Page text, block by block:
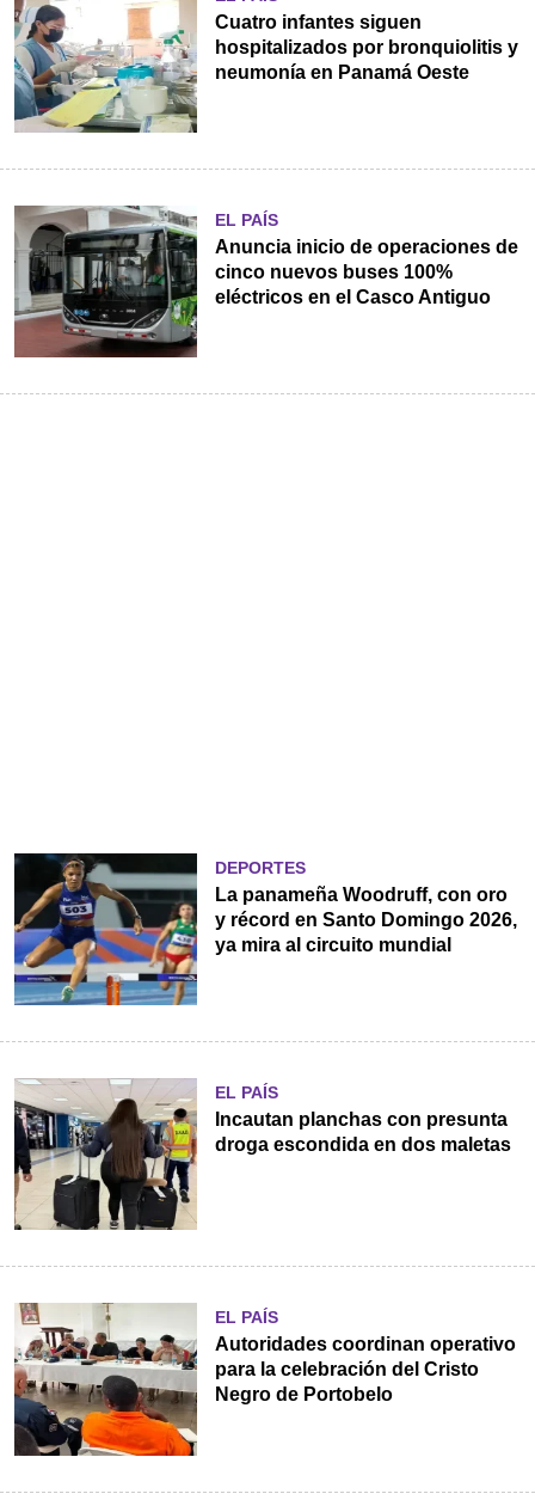
Cuatro infantes siguen
hospitalizados por bronquiolitis y
neumonía en Panamá Oeste
EL PAÍS
Anuncia inicio de operaciones de
cinco nuevos buses 100%
eléctricos en el Casco Antiguo
DEPORTES
La panameña Woodruff, con oro
y récord en Santo Domingo 2026,
ya mira al circuito mundial
EL PAÍS
Incautan planchas con presunta
droga escondida en dos maletas
EL PAÍS
Autoridades coordinan operativo
para la celebración del Cristo
Negro de Portobelo